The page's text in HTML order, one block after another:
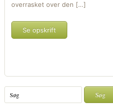
overrasket over den […]
Se opskrift